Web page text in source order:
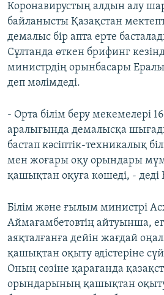
Коронавирустың алдын алу
байланысты Қазақстан
демалыс бір апта ерте
Сұлтанда өткен брифинг
министрдің орынбасары
деп мәлімдеді.
- Орта білім беру мекемелері
аралығында демалысқа
бастап кәсіптік-техникалық
мен жоғары оқу орындары
қашықтан оқуға көшеді, -
Білім және ғылым министрі
Аймағамбетовтің айтуынша,
аяқталғанға дейін жағдай
қашықтан оқыту әдістеріне
Оның сөзіне қарағанда
орындарының қашықтан